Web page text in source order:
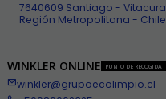
7640609 Santiago - Vitacura
Región Metropolitana - Chile
WINKLER ONLINE PUNTO DE RECOGIDA
winkler@grupoecolimpio.cl